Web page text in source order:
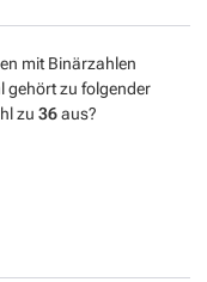
mit Binärzahlen
gehört zu folgender
zu 36aus?